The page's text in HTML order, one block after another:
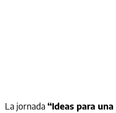
La jornada “Ideas para